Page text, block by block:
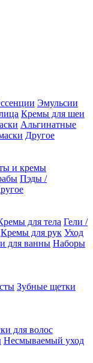
Эмульсии
Кремы для шеи
Альгинатные
Другое
и кремы
Пэды /
для тела Гели /
Кремы для рук Уход
для ванны Наборы
Зубные щетки
для волос
Несмываемый уход